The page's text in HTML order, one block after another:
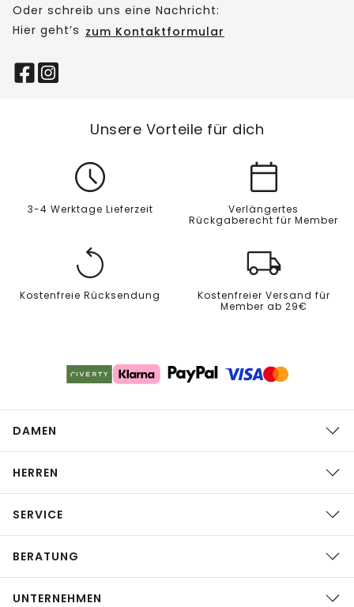
Oder schreib uns eine Nachricht:
Hier geht’s zum Kontaktformular
Unsere Vorteile für dich
3-4 Werktage Lieferzeit
Verlängertes
Rückgaberecht für Member
Kostenfreie Rücksendung
Kostenfreier Versand für
Member ab 29€
DAMEN
HERREN
SERVICE
BERATUNG
UNTERNEHMEN